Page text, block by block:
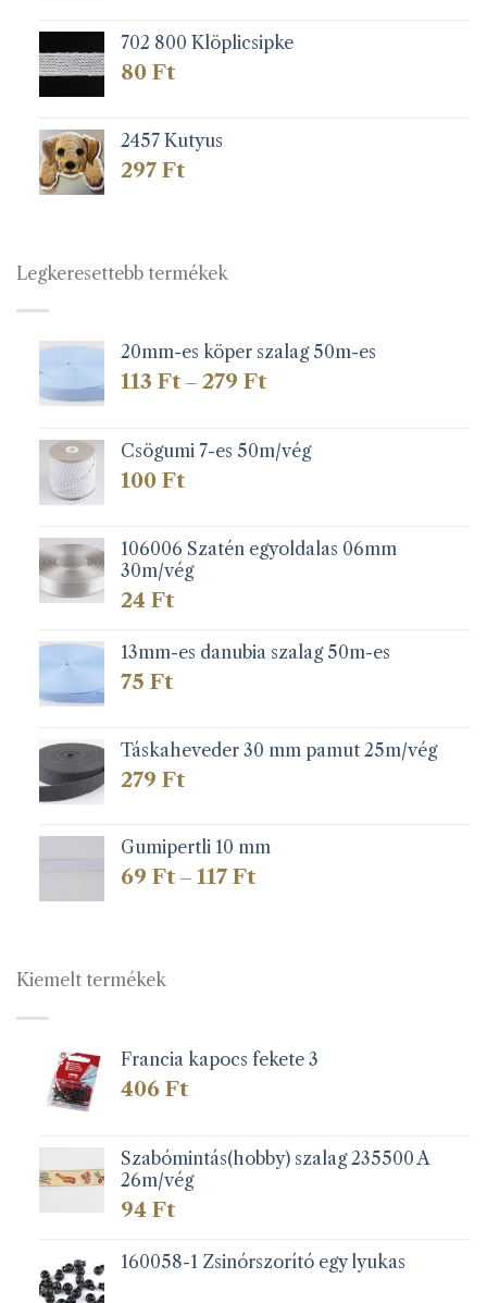
702 800 Klöplicsipke
80 Ft
2457 Kutyus
297 Ft
Legkeresettebb termékek
20mm-es köper szalag 50m-es
113 Ft – 279 FtÁrtartomány:
279 Ft
Csögumi 7-es 50m/vég
100 Ft
106006 Szatén egyoldalas 06mm
30m/vég
24 Ft
13mm-es danubia szalag 50m-es
75 Ft
Táskaheveder 30 mm pamut 25m/vég
279 Ft
Gumipertli 10 mm
69 Ft – 117 FtÁrtartomány:
Kiemelt termékek
Francia kapocs fekete 3
406 Ft
Szabómintás(hobby) szalag 235500 A
26m/vég
94 Ft
160058-1 Zsinórszorító egy lyukas